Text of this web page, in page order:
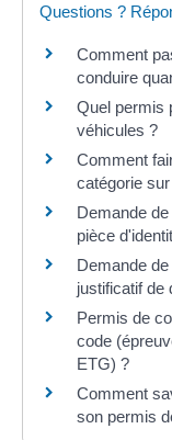
Questions ?
Comment
conduire
Quel permis
véhicules ?
Comment
catégorie
Demande
pièce
Demande
justificatif de
Permis de
code
ETG) ?
Comment
son permis